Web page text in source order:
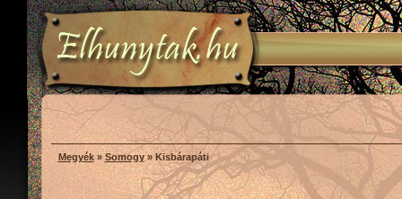
Megyék» Somogy» Kisbárapáti